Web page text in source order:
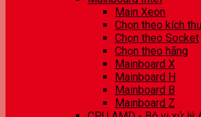
Main Xeon
Chọn theo kích
Chọn theo Socket
Chọn theo hãng
Mainboard X
Mainboard H
Mainboard B
Mainboard Z